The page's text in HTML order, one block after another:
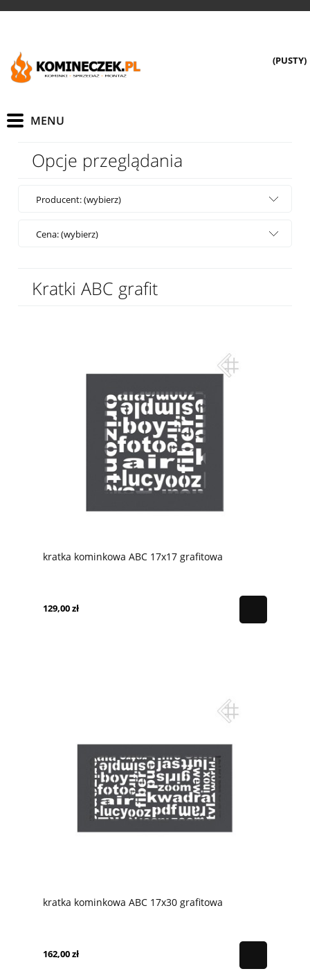
(PUSTY)
Opcje przeglądania
Producent: (wybierz)
Cena: (wybierz)
Kratki ABC grafit
kratka kominkowa ABC 17x17 grafitowa
129,00 zł
kratka kominkowa ABC 17x30 grafitowa
162,00 zł